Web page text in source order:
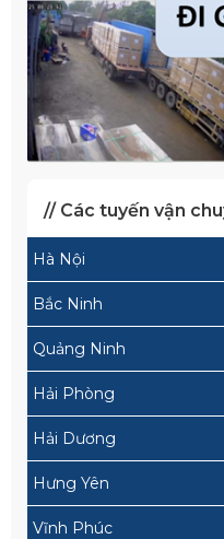
// Các tuyến vận
Hà Nội
Bắc Ninh
Quảng Ninh
Hải Phòng
Hải Dương
Hưng Yên
Vĩnh Phúc